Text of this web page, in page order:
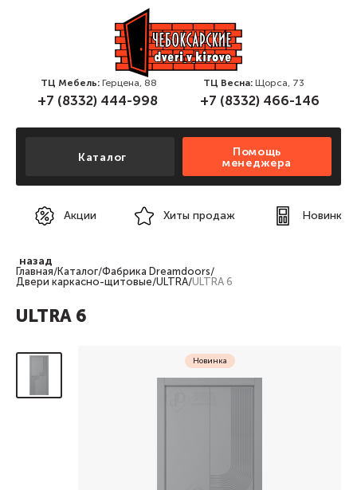
ТЦ Мебель: Герцена, 88
+7 (8332) 444-998
ТЦ Весна: Щорса, 73
+7 (8332) 466-146
Каталог
Помощь
менеджера
Акции Хиты продаж Новинки
назад
Главная/Каталог/Фабрика Dreamdoors/
Двери каркасно-щитовые/ULTRA/ULTRA 6
ULTRA 6
Новинка